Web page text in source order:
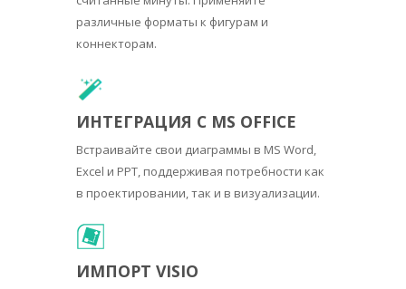
различные форматы к фигурам и
коннекторам.
ИНТЕГРАЦИЯ С MS OFFICE
Встраивайте свои диаграммы в MS Word,
Excel и PPT, поддерживая потребности как
в проектировании, так и в визуализации.
ИМПОРТ VISIO